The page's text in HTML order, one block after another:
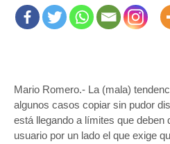
Mario Romero.- La (mala)
algunos casos copiar sin pudor
está llegando a límites que deben
usuario por un lado el que exige